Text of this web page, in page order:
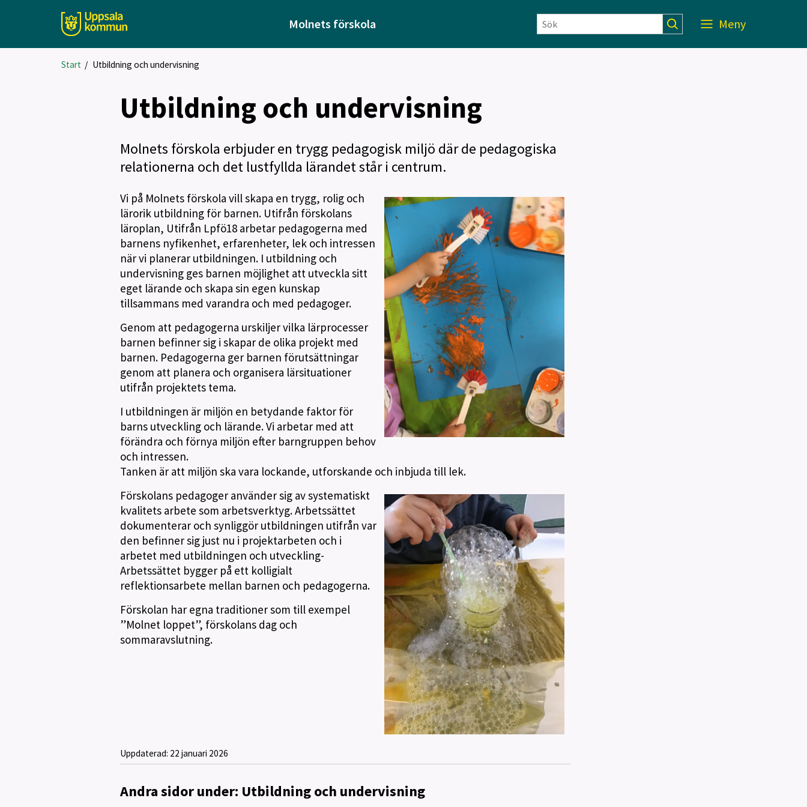
Molnets förskola Meny
Start / Utbildning och undervisning
Utbildning och undervisning
Molnets förskola erbjuder en trygg pedagogisk miljö där de pedagogiska
relationerna och det lustfyllda lärandet står i centrum.
Vi på Molnets förskola vill skapa en trygg, rolig och
lärorik utbildning för barnen. Utifrån förskolans
läroplan, Utifrån Lpfö18 arbetar pedagogerna med
barnens nyfikenhet, erfarenheter, lek och intressen
när vi planerar utbildningen. I utbildning och
undervisning ges barnen möjlighet att utveckla sitt
eget lärande och skapa sin egen kunskap
tillsammans med varandra och med pedagoger.
Genom att pedagogerna urskiljer vilka lärprocesser
barnen befinner sig i skapar de olika projekt med
barnen. Pedagogerna ger barnen förutsättningar
genom att planera och organisera lärsituationer
utifrån projektets tema.
I utbildningen är miljön en betydande faktor för
barns utveckling och lärande. Vi arbetar med att
förändra och förnya miljön efter barngruppen behov
och intressen.
Tanken är att miljön ska vara lockande, utforskande och inbjuda till lek.
Förskolans pedagoger använder sig av systematiskt
kvalitets arbete som arbetsverktyg. Arbetssättet
dokumenterar och synliggör utbildningen utifrån var
den befinner sig just nu i projektarbeten och i
arbetet med utbildningen och utveckling-
Arbetssättet bygger på ett kolligialt
reflektionsarbete mellan barnen och pedagogerna.
Förskolan har egna traditioner som till exempel
”Molnet loppet”, förskolans dag och
sommaravslutning.
Uppdaterad: 22 januari 2026
Andra sidor under: Utbildning och undervisning